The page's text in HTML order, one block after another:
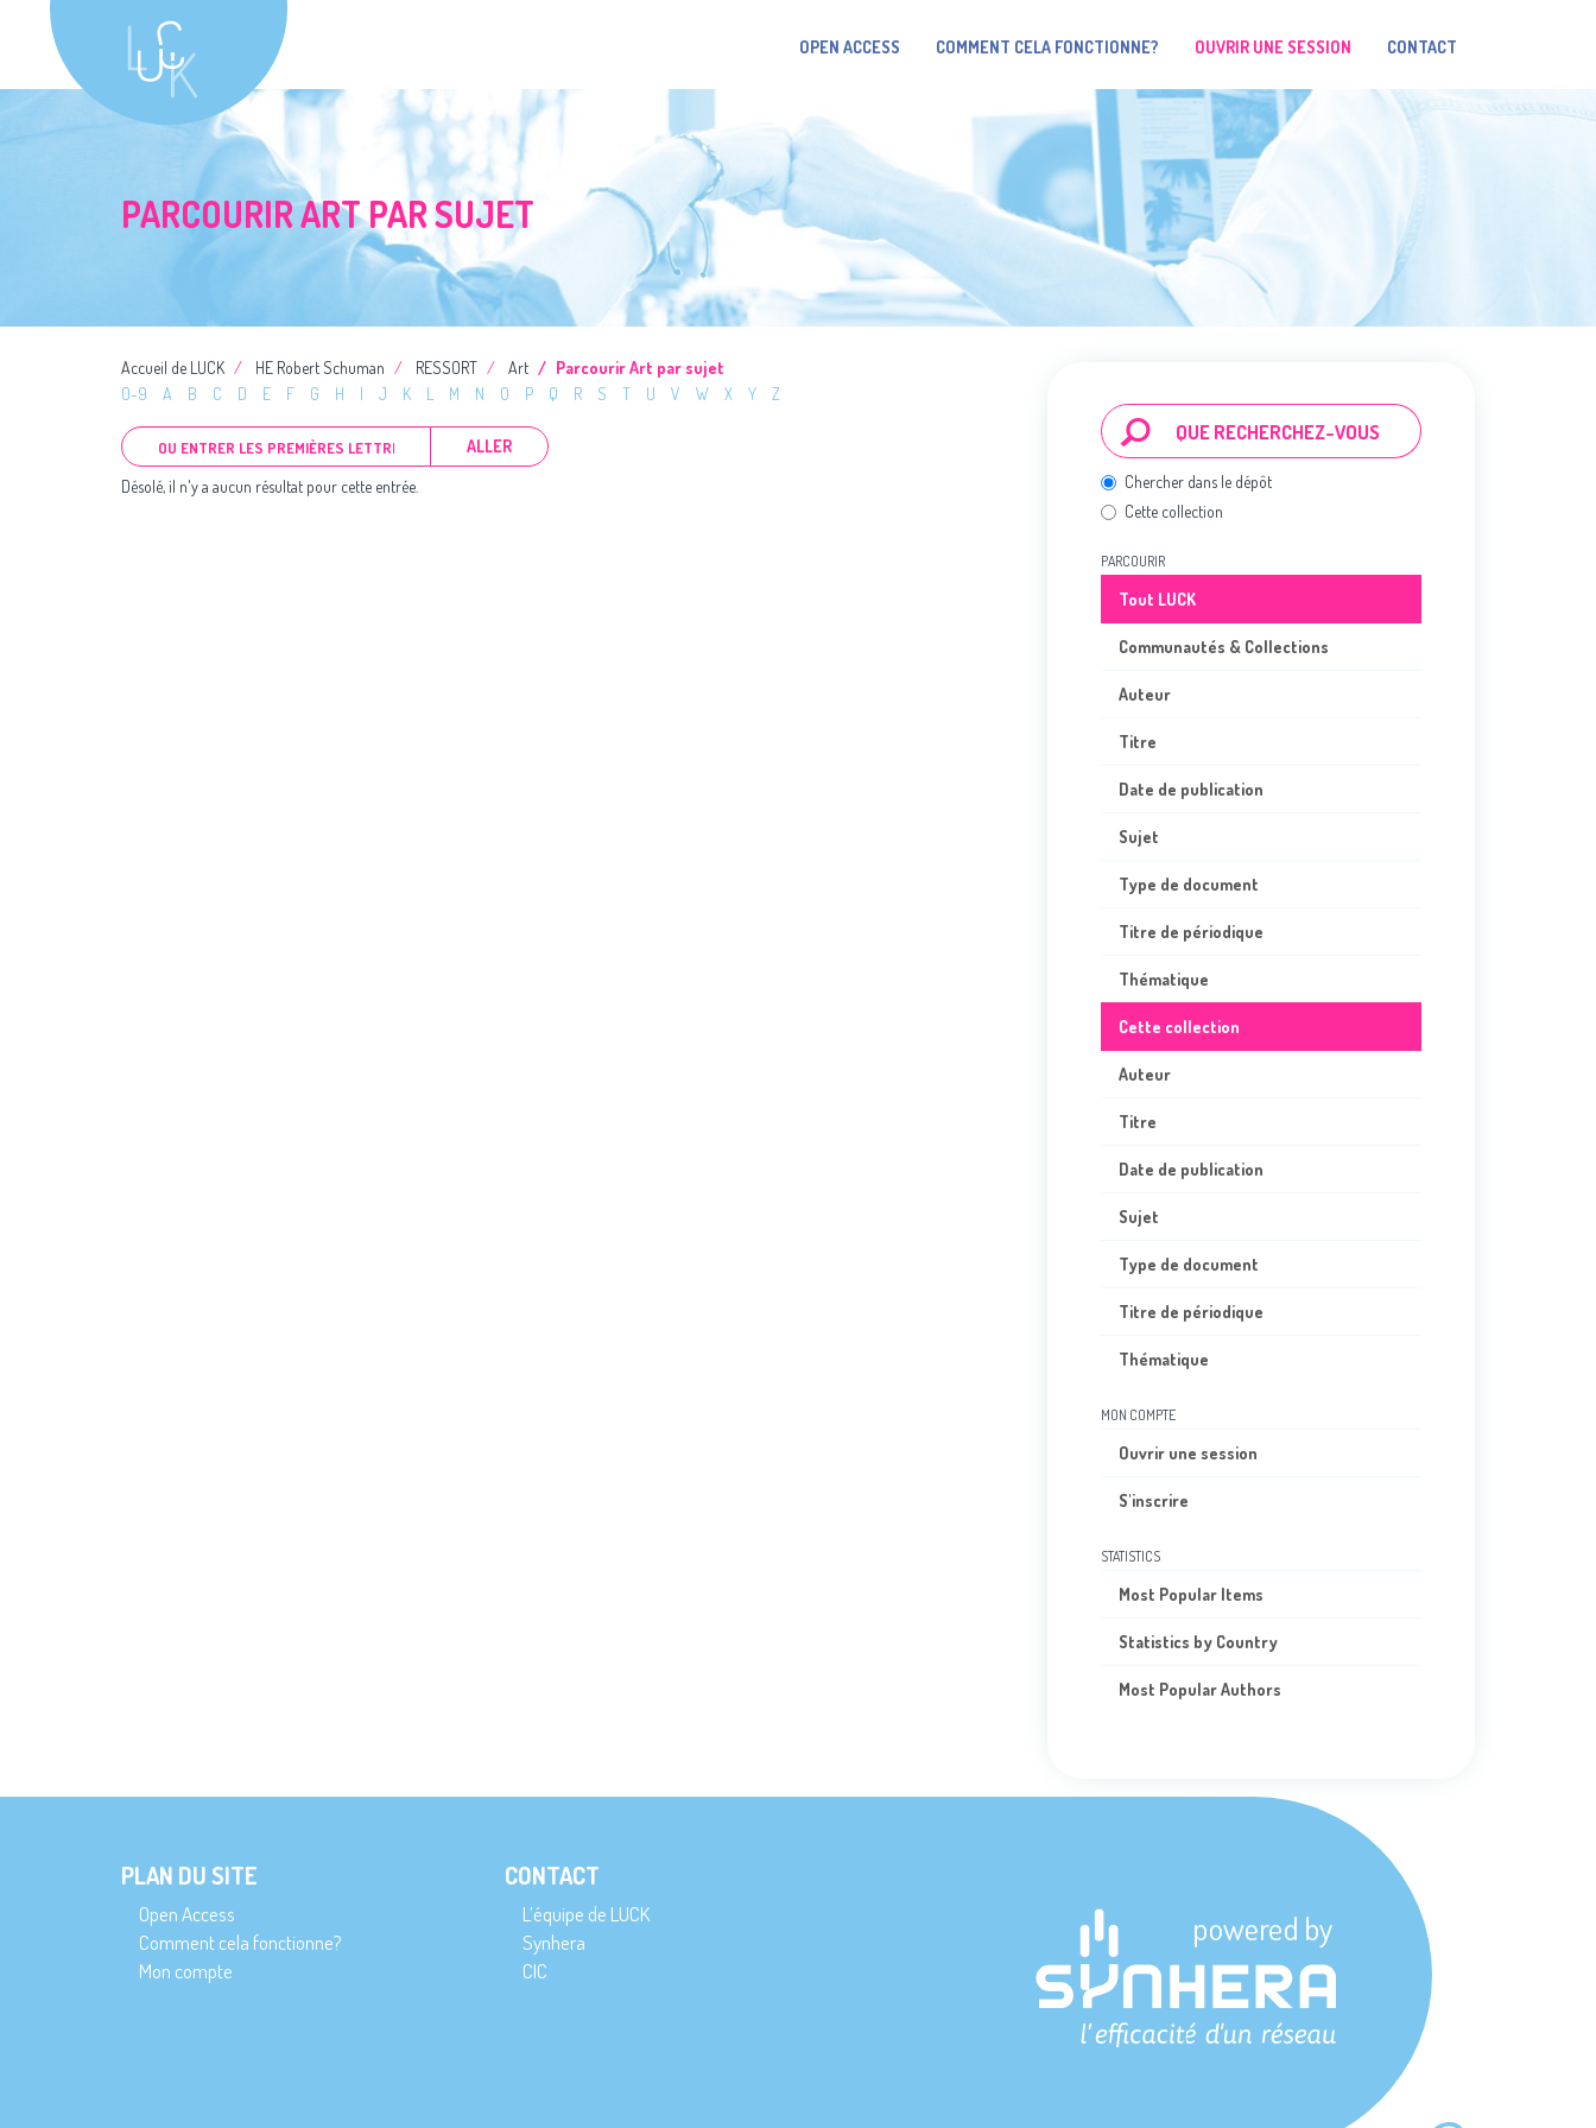
OPEN ACCESS COMMENT CELA FONCTIONNE? OUVRIR UNE SESSION CONTACT
PARCOURIR ART PAR SUJET
Accueil de LUCK HE Robert Schuman RESSORT Art
Parcourir Art par sujet
0-9
A B C D E F G H I J K L M N O P Q R S T U V W X Y Z
ALLER
Désolé, il n'y a aucun résultat pour cette entrée.
Chercher dans le dépôt
Cette collection
PARCOURIR
Tout LUCK
Communautés & Collections
Auteur
Titre
Date de publication
Sujet
Type de document
Titre de périodique
Thématique
Cette collection
Auteur
Titre
Date de publication
Sujet
Type de document
Titre de périodique
Thématique
MON COMPTE
Ouvrir une session
S'inscrire
STATISTICS
Most Popular Items
Statistics by Country
Most Popular Authors
PLAN DU SITE
Open Access
Comment cela fonctionne?
Mon compte
CONTACT
L’équipe de LUCK
Synhera
CIC